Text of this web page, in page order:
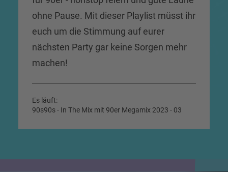
ohne Pause. Mit dieser Playlist müsst ihr
euch um die Stimmung auf eurer
nächsten Party gar keine Sorgen mehr
machen!
Es läuft:
90s90s - In The Mix mit 90er Megamix 2023 - 03